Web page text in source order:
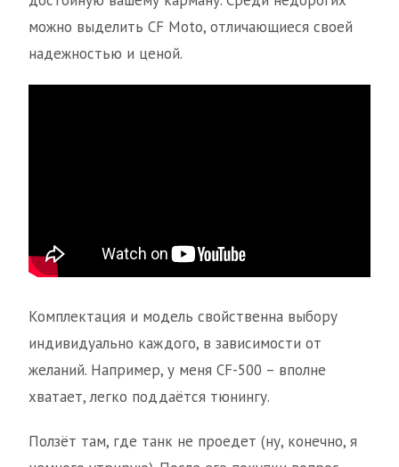
можно выделить CF Moto, отличающиеся своей
надежностью и ценой.
Комплектация и модель свойственна выбору
индивидуально каждого, в зависимости от
желаний. Например, у меня CF-500 – вполне
хватает, легко поддаётся тюнингу.
Ползёт там, где танк не проедет (ну, конечно, я